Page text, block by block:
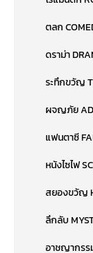
ตลก
ดราม่า
ระทึกขวัญ
ผจญภัย
แฟนตาซี
หนังไซไฟ
สยองขวัญ
ลึกลับ
อาชญากรร